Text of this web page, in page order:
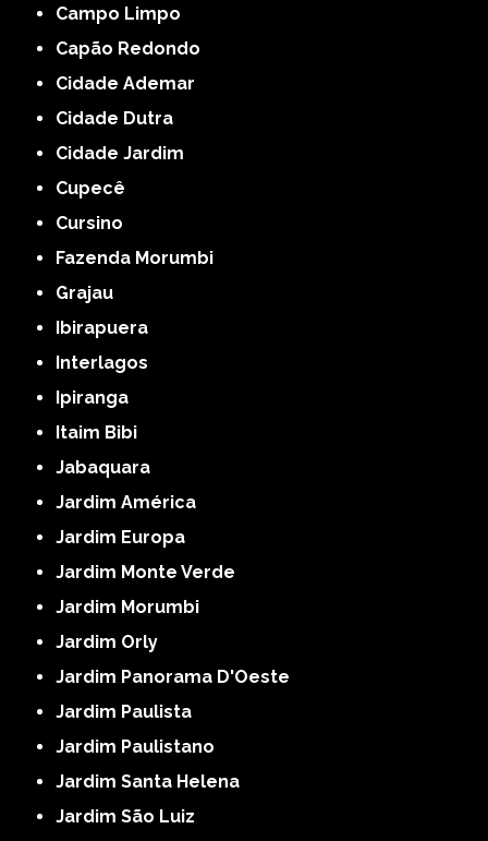
Campo Limpo
Capão Redondo
Cidade Ademar
Cidade Dutra
Cidade Jardim
Cupecê
Cursino
Fazenda Morumbi
Grajau
Ibirapuera
Interlagos
Ipiranga
Itaim Bibi
Jabaquara
Jardim América
Jardim Europa
Jardim Monte Verde
Jardim Morumbi
Jardim Orly
Jardim Panorama D'Oeste
Jardim Paulista
Jardim Paulistano
Jardim Santa Helena
Jardim São Luiz